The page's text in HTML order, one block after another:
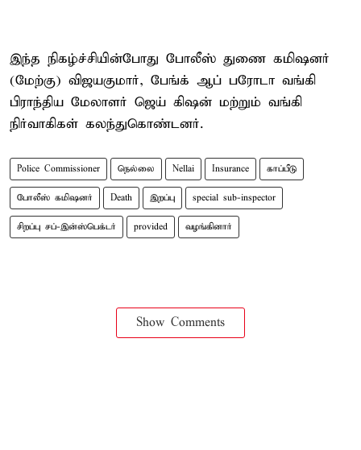
இந்த நிகழ்ச்சியின்போது போலீஸ் துணை கமிஷனர்
(மேற்கு) விஜயகுமார், பேங்க் ஆப் பரோடா வங்கி
பிராந்திய மேலாளர் ஜெய் கிஷன் மற்றும் வங்கி
நிர்வாகிகள் கலந்துகொண்டனர்.
Police Commissioner நெல்லை Nellai Insurance காப்பீடு
போலீஸ் கமிஷனர் Death இறப்பு special sub-inspector
சிறப்பு சப்-இன்ஸ்பெக்டர் provided வழங்கினார்
Show Comments